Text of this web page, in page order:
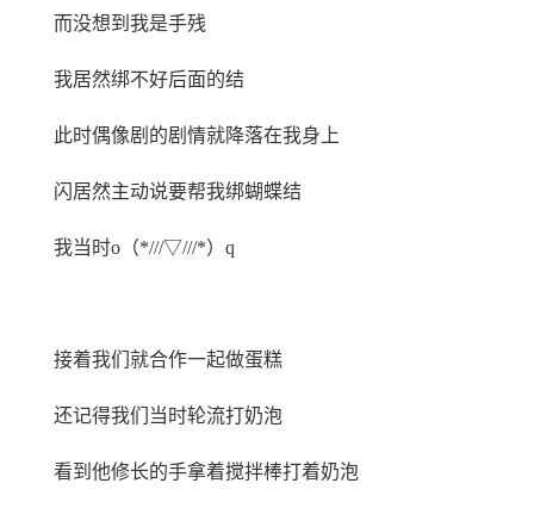
而没想到我是手残
我居然绑不好后面的结
此时偶像剧的剧情就降落在我身上
闪居然主动说要帮我绑蝴蝶结
我当时o（*///▽///*）q
接着我们就合作一起做蛋糕
还记得我们当时轮流打奶泡
看到他修长的手拿着搅拌棒打着奶泡